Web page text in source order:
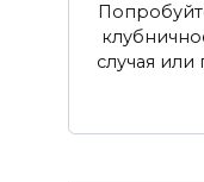
случая или